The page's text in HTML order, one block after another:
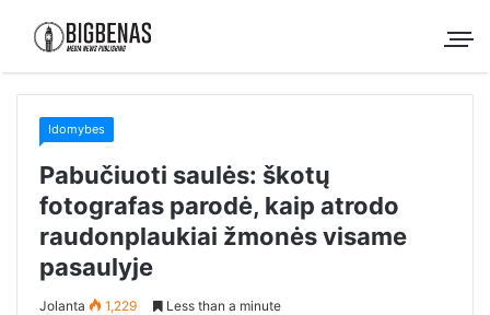
Idomybes
Pabučiuoti saulės: škotų
fotografas parodė, kaip atrodo
raudonplaukiai žmonės visame
pasaulyje
Jolanta 1,229 Less than a minute